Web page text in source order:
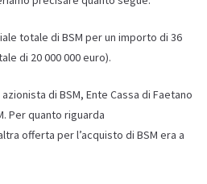
totale di BSM per un importo di 36
di 20 000 000 euro).
di BSM, Ente Cassa di Faetano
Per quanto riguarda
offerta per l’acquisto di BSM era a